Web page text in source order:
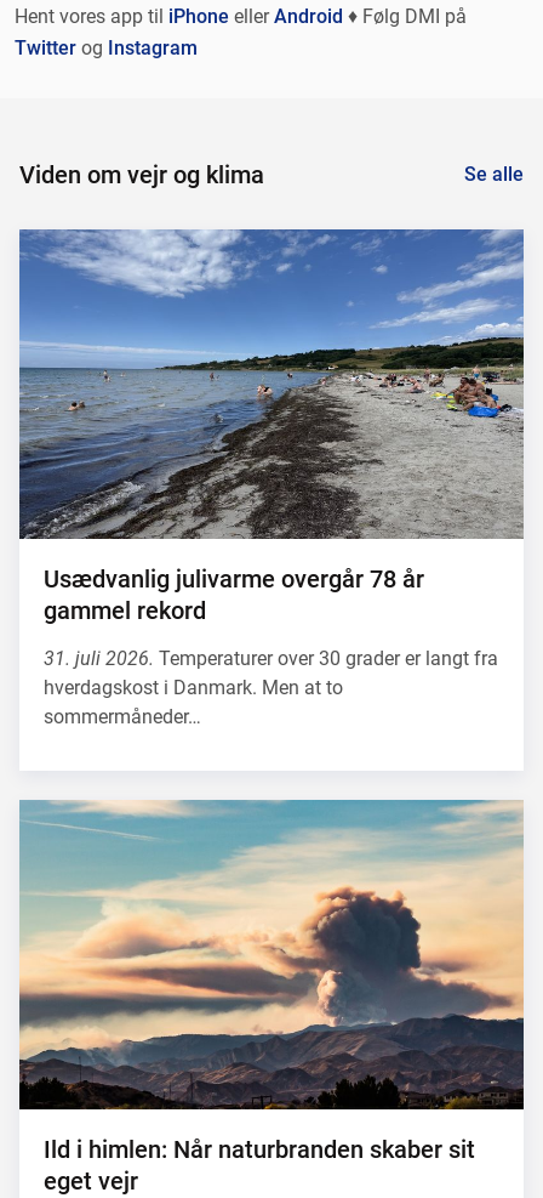
Hent vores app til iPhone ellerAndroid ♦ Følg DMI på
Twitter og Instagram
Viden om vejr og klima Se alle
Usædvanlig julivarme overgår 78 år
gammel rekord
31. juli 2026. Temperaturer over 30 grader er langt fra
hverdagskost i Danmark. Men at to
sommermåneder…
Ild i himlen: Når naturbranden skaber sit
eget vejr